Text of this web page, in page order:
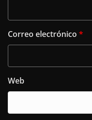
Correo electrónico *
Web